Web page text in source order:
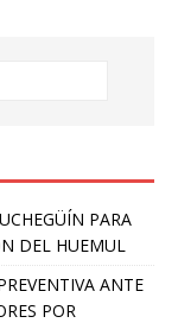
PARA
DEL HUEMUL
ANTE
POR